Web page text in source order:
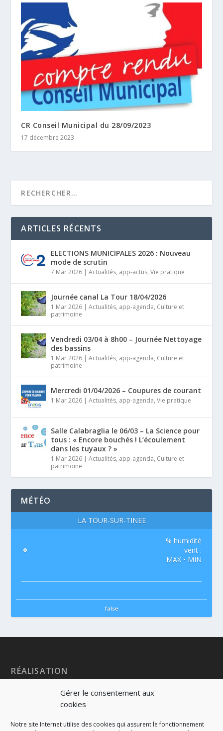
Gérer le consentement aux
cookies
Notre site Internet utilise des cookies qui assurent le fonctionnement
CR Conseil Municipal du 28/09/2023
17 décembre 2023
ARTICLES RÉCENTS
ELECTIONS MUNICIPALES 2026 : Nouveau
mode de scrutin
7 Mar 2026 |Actualités, app-actus,Vie pratique
Journée canal La Tour 18/04/2026
1 Mar 2026 |Actualités, app-agenda, Culture et
patrimoine
Vendredi 03/04 à 8h00 – Journée Nettoyage
des bassins
1 Mar 2026 |Actualités, app-agenda, Culture et
patrimoine
Mercredi 01/04/2026 – Coupures de courant
1 Mar 2026 |Actualités, app-agenda,Vie pratique
Salle Calabraglia le 06/03 – La Science pour
tous : « Encore bouchés ! L’écoulement
dans les tuyaux ? »
1 Mar 2026 |Actualités, app-agenda, Culture et
patrimoine
MÉTÉO
LA TOUR-SUR-TINÉE
°
% humidité
vent :
MAX • MIN
false
RÉALISATION